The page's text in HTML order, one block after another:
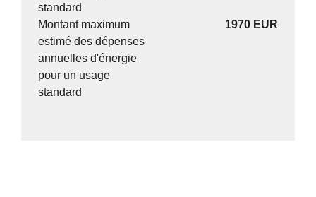
standard
Montant maximum
estimé des dépenses
annuelles d'énergie
pour un usage
standard
1970 EUR